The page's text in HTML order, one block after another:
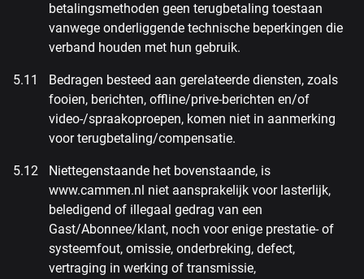
betalingsmethoden geen terugbetaling toestaan
vanwege onderliggende technische beperkingen die
verband houden met hun gebruik.
Bedragen besteed aan gerelateerde diensten, zoals
fooien, berichten, offline/prive-berichten en/of
video-/spraakoproepen, komen niet in aanmerking
voor terugbetaling/compensatie.
Niettegenstaande het bovenstaande, is
www.cammen.nl niet aansprakelijk voor lasterlijk,
beledigend of illegaal gedrag van een
Gast/Abonnee/klant, noch voor enige prestatie- of
systeemfout, omissie, onderbreking, defect,
vertraging in werking of transmissie,